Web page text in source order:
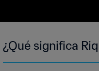
¿Qué significa